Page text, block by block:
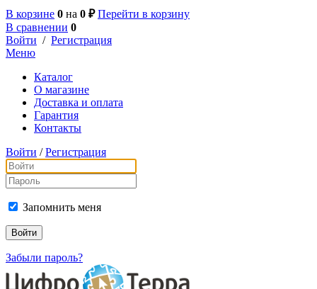
В корзине 0 на 0 ₽ Перейти в корзину
В сравнении 0
Войти / Регистрация
Меню
Каталог
О магазине
Доставка и оплата
Гарантия
Контакты
Войти / Регистрация
Запомнить меня
Забыли пароль?